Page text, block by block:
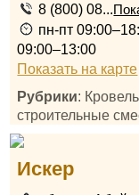
8 (800) 08...
пн-пт
09:00–13:00
Показать на карте
Рубрики:
строительные
Искер